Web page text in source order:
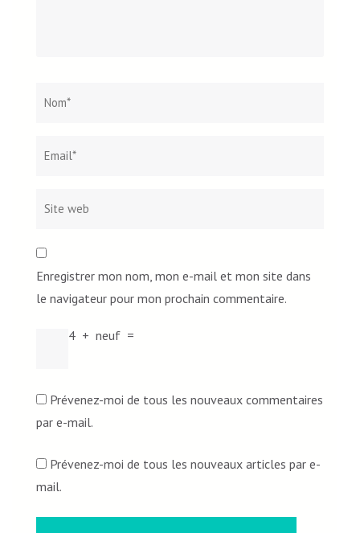
Enregistrer mon nom, mon e-mail et mon site dans
le navigateur pour mon prochain commentaire.
4 + neuf =
Prévenez-moi de tous les nouveaux commentaires
par e-mail.
Prévenez-moi de tous les nouveaux articles par e-
mail.